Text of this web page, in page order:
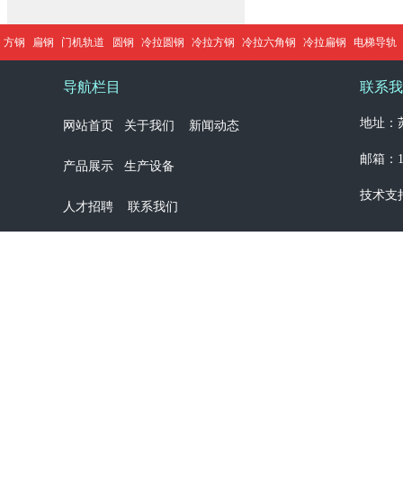
方钢 扁钢 门机轨道 圆钢 冷拉圆钢 冷拉方钢 冷拉六角钢 冷拉扁钢 电梯导轨
导航栏目
网站首页 关于我们 新闻动态
产品展示 生产设备
人才招聘 联系我们
联系
地址：
邮箱：
技术支